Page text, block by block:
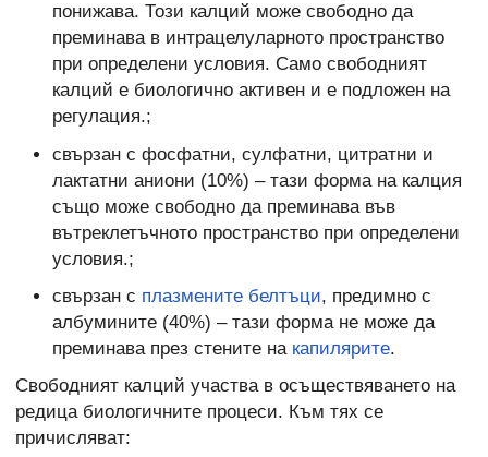
понижава. Този калций може свободно да
преминава в интрацелуларното пространство
при определени условия. Само свободният
калций е биологично активен и е подложен на
регулация.;
свързан с фосфатни, сулфатни, цитратни и
лактатни аниони (10%) – тази форма на калция
също може свободно да преминава във
вътреклетъчното пространство при определени
условия.;
свързан с плазмените белтъци, предимно с
албумините (40%) – тази форма не може да
преминава през стените на капилярите.
Свободният калций участва в осъществяването на
редица биологичните процеси. Към тях се
причисляват: